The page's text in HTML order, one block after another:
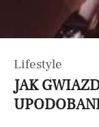
Lifestyle
JAK